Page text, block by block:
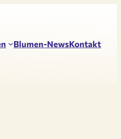
Blumen-NewsKontakt